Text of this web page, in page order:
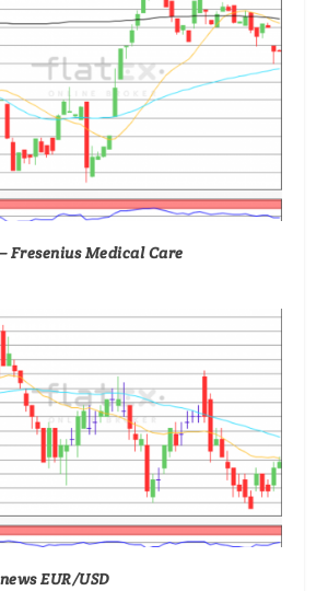
Fresenius Medical Care
EUR/USD